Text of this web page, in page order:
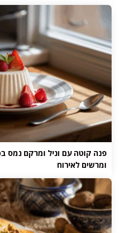
פנה קוטה עם וניל ומרקם נמס
ומרשים לאירוח